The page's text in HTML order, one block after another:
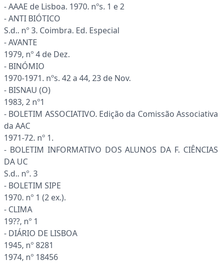
- AAAE de Lisboa. 1970. nºs. 1 e 2
- ANTI BIÓTICO
S.d.. nº 3. Coimbra. Ed. Especial
- AVANTE
1979, nº 4 de Dez.
- BINÓMIO
1970-1971. nºs. 42 a 44, 23 de Nov.
- BISNAU (O)
1983, 2 nº1
- BOLETIM ASSOCIATIVO. Edição da Comissão Associativa
da AAC
1971-72. nº 1.
- BOLETIM INFORMATIVO DOS ALUNOS DA F. CIÊNCIAS
DA UC
S.d.. nº. 3
- BOLETIM SIPE
1970. nº 1 (2 ex.).
- CLIMA
19??, nº 1
- DIÁRIO DE LISBOA
1945, nº 8281
1974, nº 18456